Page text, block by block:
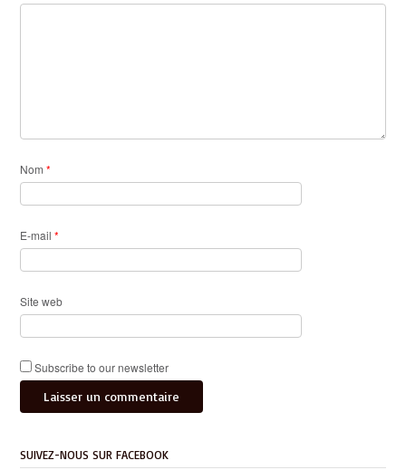
Nom *
E-mail *
Site web
Subscribe to our newsletter
SUIVEZ-NOUS SUR FACEBOOK